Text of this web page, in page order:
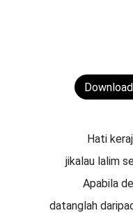
Hati
jikalau lalim
Apabila
datanglah